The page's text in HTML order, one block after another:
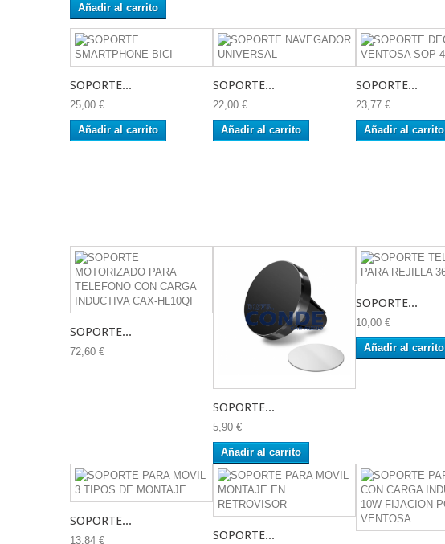
Añadir al carrito
SOPORTE...
25,00 €
Añadir al carrito
SOPORTE...
22,00 €
Añadir al carrito
SOPORTE...
23,77 €
Añadir al carrito
SOPORTE...
72,60 €
SOPORTE...
5,90 €
Añadir al carrito
SOPORTE...
10,00 €
Añadir al carrito
SOPORTE...
13,84 €
SOPORTE...